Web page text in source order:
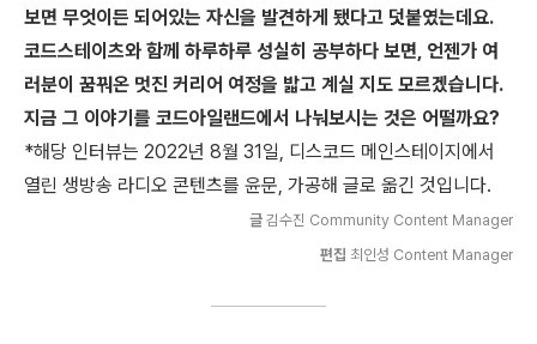
보면 무엇이든 되어있는 자신을 발견하게 됐다고 덧붙였는데요.
코드스테이츠와 함께 하루하루 성실히 공부하다 보면, 언젠가 여
러분이 꿈꿔온 멋진 커리어 여정을 밟고 계실 지도 모르겠습니다.
지금 그 이야기를 코드아일랜드에서 나눠보시는 것은 어떨까요?
*해당 인터뷰는 2022년 8월 31일, 디스코드 메인스테이지에서
열린 생방송 라디오 콘텐츠를 윤문, 가공해 글로 옮긴 것입니다.
글 김수진 Community Content Manager
편집 최인성 Content Manager